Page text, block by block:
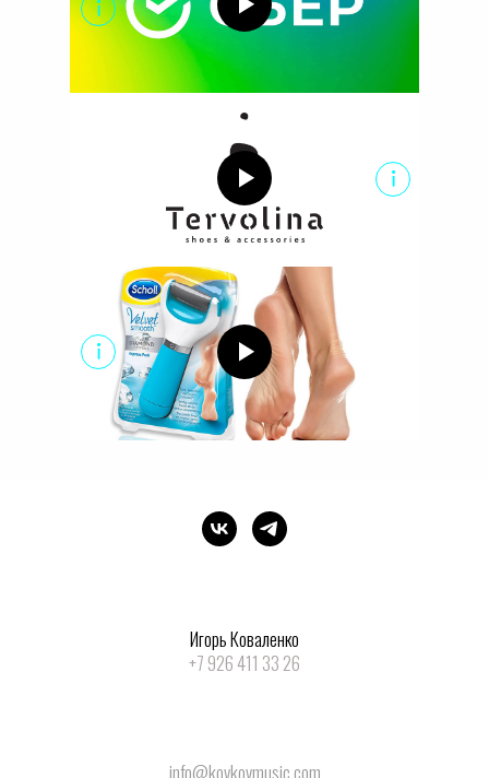
Игорь Коваленко
+7 926 411 33 26
info@kovkovmusic.com